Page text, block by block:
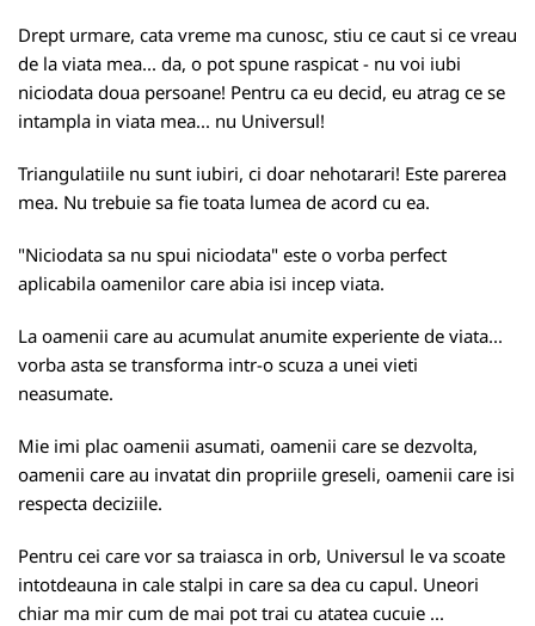
Drept urmare, cata vreme ma cunosc, stiu ce caut si ce vreau
de la viata mea... da, o pot spune raspicat - nu voi iubi
niciodata doua persoane! Pentru ca eu decid, eu atrag ce se
intampla in viata mea... nu Universul!
Triangulatiile nu sunt iubiri, ci doar nehotarari! Este parerea
mea. Nu trebuie sa fie toata lumea de acord cu ea.
"Niciodata sa nu spui niciodata" este o vorba perfect
aplicabila oamenilor care abia isi incep viata.
La oamenii care au acumulat anumite experiente de viata...
vorba asta se transforma intr-o scuza a unei vieti
neasumate.
Mie imi plac oamenii asumati, oamenii care se dezvolta,
oamenii care au invatat din propriile greseli, oamenii care isi
respecta deciziile.
Pentru cei care vor sa traiasca in orb, Universul le va scoate
intotdeauna in cale stalpi in care sa dea cu capul. Uneori
chiar ma mir cum de mai pot trai cu atatea cucuie ...